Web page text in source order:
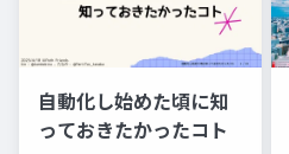
自動化し始めた頃に知
っておきたかったコト